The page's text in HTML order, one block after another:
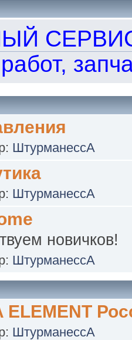
ШтурманессА
ШтурманессА
новичков!
ШтурманессА
ELEMENT
ШтурманессА